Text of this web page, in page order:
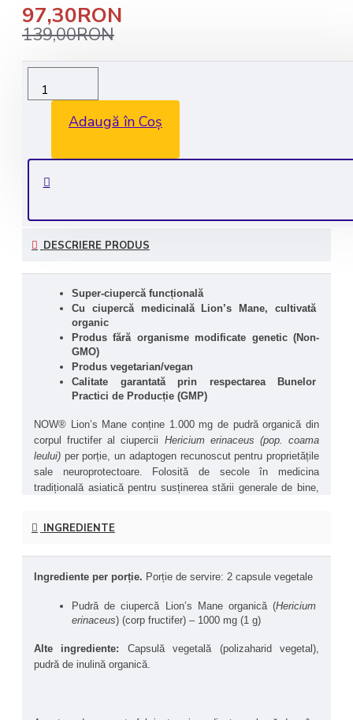
97,30RON
139,00RON
Adaugă în Coș
Livrare rapida in 1-2 zile lucratoare
DESCRIERE PRODUS
Super-ciupercă funcțională
Cu ciupercă medicinală Lion’s Mane, cultivată
organic
Produs fără organisme modificate genetic (Non-
GMO)
Produs vegetarian/vegan
Calitate garantată prin respectarea Bunelor
Practici de Producție (GMP)
NOW® Lion’s Mane conține 1.000 mg de pudră organică din
corpul fructifer al ciupercii Hericium erinaceus (pop. coama
leului) per porție, un adaptogen recunoscut pentru proprietățile
sale neuroprotectoare. Folosită de secole în medicina
tradițională asiatică pentru susținerea stării generale de bine,
protecția neuronilor.
Lion’s Mane, precum hericenonele și erinacinele, pot stimula
proteină esențială pentru dezvoltarea, funcționarea și
regenerarea neuronilor. Acest efect poate contribui la
susținerea memoriei, concentrării și clarității mentale.
Fiind formulat cu corp fructifer și nu cu miceliu, produsul
INGREDIENTE
Ingrediente per porție. Porție de servire: 2 capsule vegetale
Pudră de ciupercă Lion’s Mane organică (Hericium
erinaceus) (corp fructifer) – 1000 mg (1 g)
Alte ingrediente: Capsulă vegetală (polizaharid vegetal),
pudră de inulină organică.